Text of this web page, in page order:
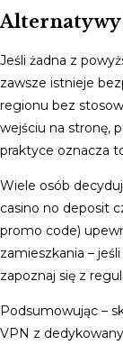
Alternatywy
Jeśli żadna z
zawsze istnieje
regionu bez
wejściu na stronę,
praktyce oznacza
Wiele osób
casino no deposit
promo code)
zamieszkania –
zapoznaj się z
Podsumowując –
VPN z